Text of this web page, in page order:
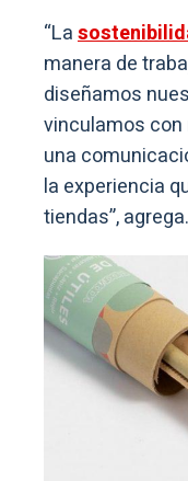
“La
manera de
diseñamos
vinculamos
una
la experiencia
tiendas”, agrega.